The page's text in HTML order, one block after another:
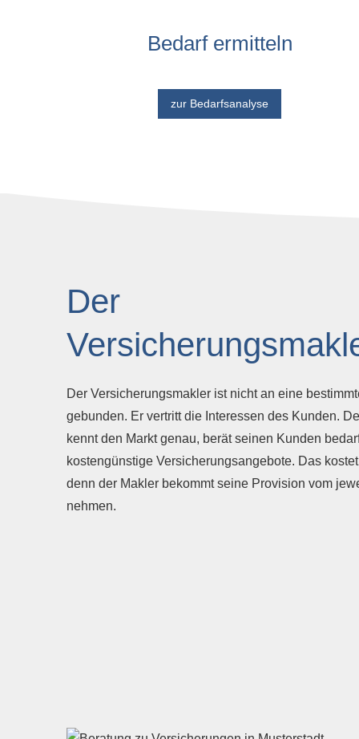
Bedarf ermitteln
zur Bedarfsanalyse
Der
Der Ver­sicherungs­makler ist nicht an eine
gebunden. Er vertritt die Interessen des Kunden.
kennt den Markt genau, berät seinen Kunden
kostengünstige Versicherungsangebote. Das
denn der Makler bekommt seine Provision vom
neh­men.